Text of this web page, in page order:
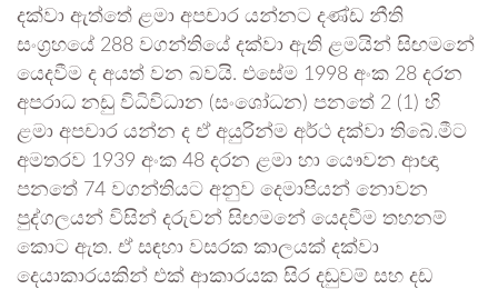
දක්වා ඇත්තේ ළමා අපචාර යන්නට දණ්ඩ නීති
සංග්‍රහයේ 288 වගන්තියේ දක්වා ඇති ළමයින් සිඟමනේ
යෙදවීම ද අයත් වන බවයි. එසේම 1998 අංක 28 දරන
අපරාධ නඩු විධිවිධාන (සංශෝධන) පනතේ 2 (1) හි
ළමා අපචාර යන්න ද ඒ අයුරින්ම අර්ථ දක්වා තිබේ.මීට
අමතරව 1939 අංක 48 දරන ළමා හා යෞවන ආඥා
පනතේ 74 වගන්තියට අනුව දෙමාපියන් නොවන
පුද්ගලයන් විසින් දරුවන් සිඟමනේ යෙදවීම තහනම්
කොට ඇත. ඒ සඳහා වසරක කාලයක් දක්වා
දෙයාකාරයකින් එක් ආකාරයක සිර දඬුවම් සහ දඩ